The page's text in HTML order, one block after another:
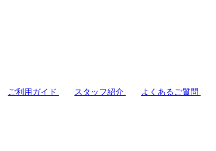
ご利用ガイド スタッフ紹介 よくあるご質問